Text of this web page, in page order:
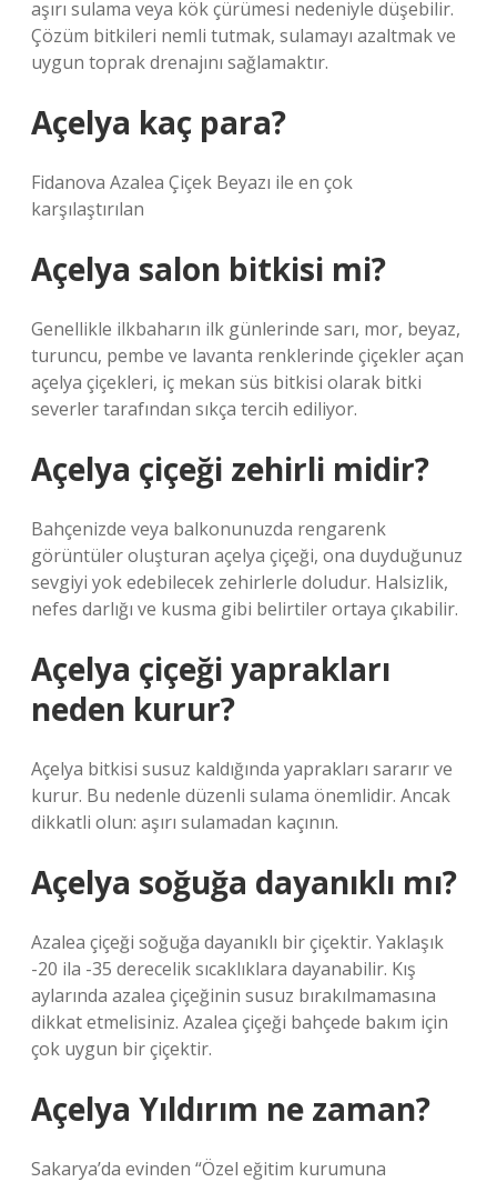
aşırı sulama veya kök çürümesi nedeniyle düşebilir.
Çözüm bitkileri nemli tutmak, sulamayı azaltmak ve
uygun toprak drenajını sağlamaktır.
Açelya kaç para?
Fidanova Azalea Çiçek Beyazı ile en çok
karşılaştırılan
Açelya salon bitkisi mi?
Genellikle ilkbaharın ilk günlerinde sarı, mor, beyaz,
turuncu, pembe ve lavanta renklerinde çiçekler açan
açelya çiçekleri, iç mekan süs bitkisi olarak bitki
severler tarafından sıkça tercih ediliyor.
Açelya çiçeği zehirli midir?
Bahçenizde veya balkonunuzda rengarenk
görüntüler oluşturan açelya çiçeği, ona duyduğunuz
sevgiyi yok edebilecek zehirlerle doludur. Halsizlik,
nefes darlığı ve kusma gibi belirtiler ortaya çıkabilir.
Açelya çiçeği yaprakları
neden kurur?
Açelya bitkisi susuz kaldığında yaprakları sararır ve
kurur. Bu nedenle düzenli sulama önemlidir. Ancak
dikkatli olun: aşırı sulamadan kaçının.
Açelya soğuğa dayanıklı mı?
Azalea çiçeği soğuğa dayanıklı bir çiçektir. Yaklaşık
-20 ila -35 derecelik sıcaklıklara dayanabilir. Kış
aylarında azalea çiçeğinin susuz bırakılmamasına
dikkat etmelisiniz. Azalea çiçeği bahçede bakım için
çok uygun bir çiçektir.
Açelya Yıldırım ne zaman?
Sakarya’da evinden “Özel eğitim kurumuna